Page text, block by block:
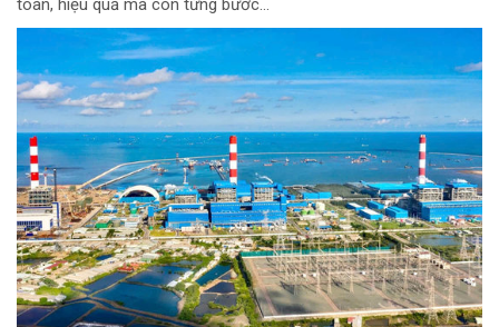
toàn, hiệu quả mà còn từng bước...